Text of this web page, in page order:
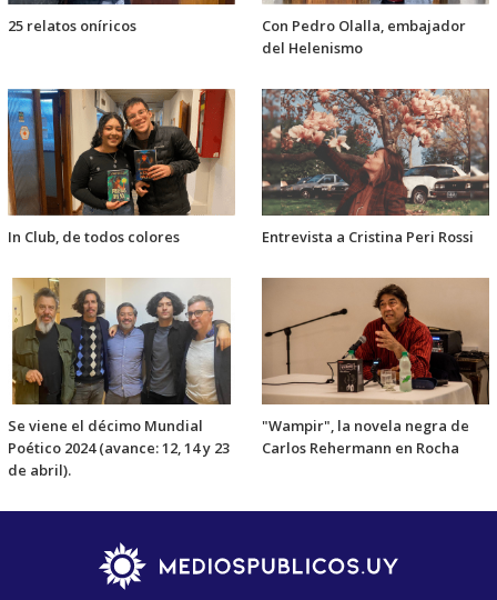
25 relatos oníricos
Con Pedro Olalla, embajador
del Helenismo
In Club, de todos colores Entrevista a Cristina Peri Rossi
Se viene el décimo Mundial
Poético 2024 (avance: 12, 14 y 23
de abril).
"Wampir", la novela negra de
Carlos Rehermann en Rocha